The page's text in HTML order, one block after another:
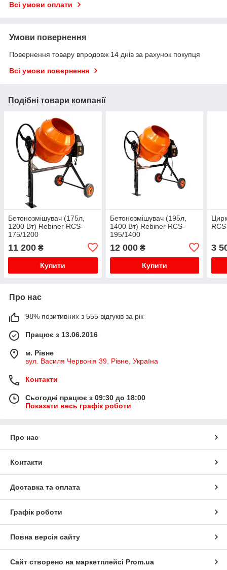
Всі умови оплати
Умови повернення
Повернення товару впродовж 14 днів за рахунок покупця
Всі умови повернення
Подібні товари компанії
Бетонозмішувач (175л,
1200 Вт) Rebiner RCS-
175/1200
11 200 ₴
Купити
Бетонозмішувач (195л,
1400 Вт) Rebiner RCS-
195/1400
12 000₴
Купити
3
Про нас
98% позитивних з 555 відгуків за рік
Працює з 13.06.2016
м. Рівне
вул. Василя Червонія 39, Рівне, Україна
Контакти
Сьогодні працює з 09:30 до 18:00
Показати весь графік роботи
Про нас
Контакти
Доставка та оплата
Графік роботи
Повна версія сайту
Сайт створено на маркетплейсі Prom.ua